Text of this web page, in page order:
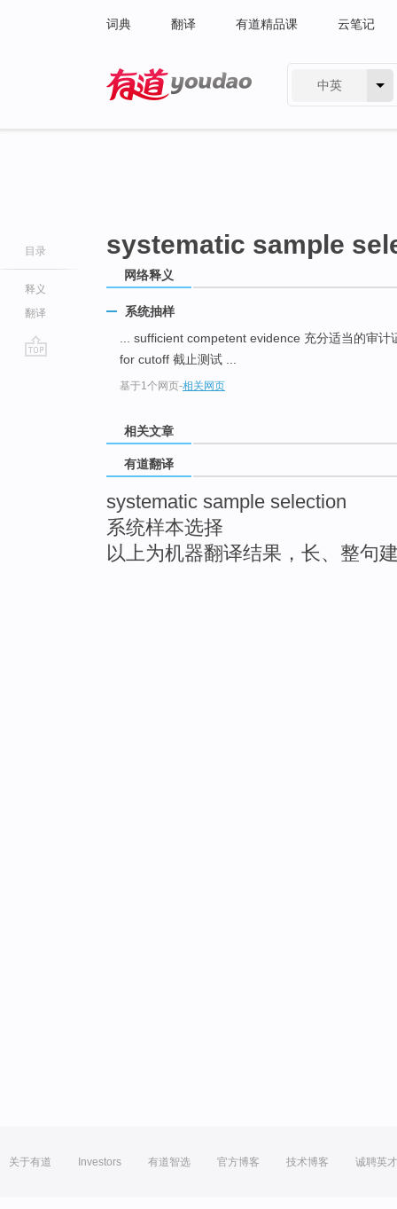
词典 翻译 有道精品课 云笔记
中英
目录
释义
翻译
systematic sample
网络释义
系统抽样
... sufficient competent evidence 充分适当的审计
for cutoff 截止测试 ...
基于1个网页-相关网页
相关文章
有道翻译
systematic sample selection
系统样本选择
以上为机器翻译结果，长、整句
关于有道 Investors 有道智选 官方博客 技术博客 诚聘英才